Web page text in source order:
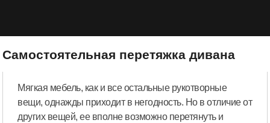
Самостоятельная перетяжка дивана
Мягкая мебель, как и все остальные рукотворные
вещи, однажды приходит в негодность. Но в отличие от
других вещей, ее вполне возможно перетянуть и